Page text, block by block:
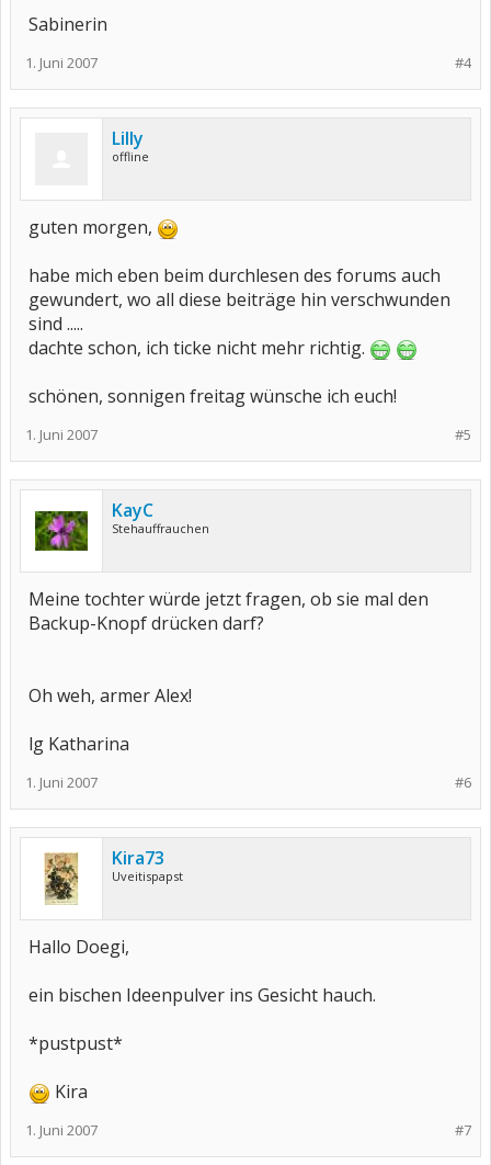
Sabinerin
#4
1. Juni 2007
Lilly
offline
guten morgen,
habe mich eben beim durchlesen des forums auch
gewundert, wo all diese beiträge hin verschwunden
sind .....
dachte schon, ich ticke nicht mehr richtig.
schönen, sonnigen freitag wünsche ich euch!
#5
1. Juni 2007
KayC
Stehauffrauchen
Meine tochter würde jetzt fragen, ob sie mal den
Backup-Knopf drücken darf?
Oh weh, armer Alex!
lg Katharina
#6
1. Juni 2007
Kira73
Uveitispapst
Hallo Doegi,
ein bischen Ideenpulver ins Gesicht hauch.
*pustpust*
Kira
#7
1. Juni 2007